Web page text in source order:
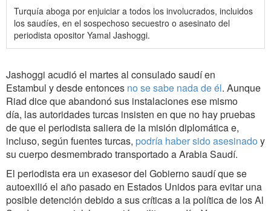
Turquía aboga por enjuiciar a todos los involucrados, incluidos
los saudíes, en el sospechoso secuestro o asesinato del
periodista opositor Yamal Jashoggi.
Jashoggi acudió el martes al consulado saudí en
Estambul y desde entonces no se sabe nada de él. Aunque
Riad dice que abandonó sus instalaciones ese mismo
día, las autoridades turcas insisten en que no hay pruebas
de que el periodista saliera de la misión diplomática e,
incluso, según fuentes turcas, podría haber sido asesinado y
su cuerpo desmembrado transportado a Arabia Saudí.
El periodista era un exasesor del Gobierno saudí que se
autoexilió el año pasado en Estados Unidos para evitar una
posible detención debido a sus críticas a la política de los Al